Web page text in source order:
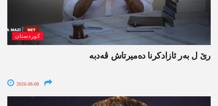
کوردستان
رێ ل بەر ئازادکرنا دەمیرتاش ڤەدبە
2026-08-08